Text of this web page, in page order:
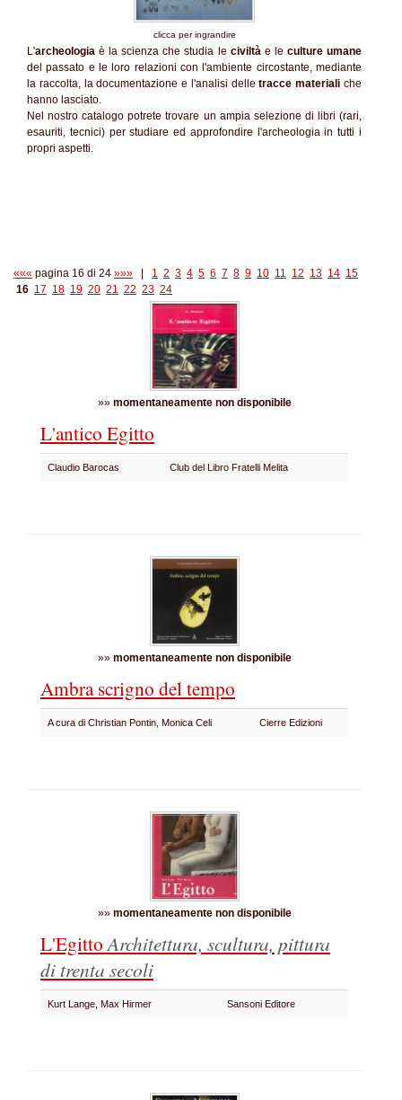
clicca per ingrandire
L'archeologia è la scienza che studia le civiltàe le culture umane
del passato e le loro relazioni con l'ambiente circostante, mediante
la raccolta, la documentazione e l'analisi delletracce materiali che
hanno lasciato.
Nel nostro catalogo potrete trovare un ampia selezione di libri (rari,
esauriti, tecnici) per studiare ed approfondire l'archeologia in tutti i
propri aspetti.
««« pagina 16 di 24 »»» 1 2 3 4 5 6 7 8 9 10 11 12 13 14 15
16 17 18 19 20 21 22 23 24
»» momentaneamente non disponibile
L'antico Egitto
Claudio Barocas Club del Libro Fratelli Melita
»» momentaneamente non disponibile
Ambra scrigno del tempo
A cura di Christian Pontin, Monica Celi Cierre Edizioni
»» momentaneamente non disponibile
L'EgittoArchitettura, scultura, pittura
di trenta secoli
Kurt Lange, Max Hirmer Sansoni Editore